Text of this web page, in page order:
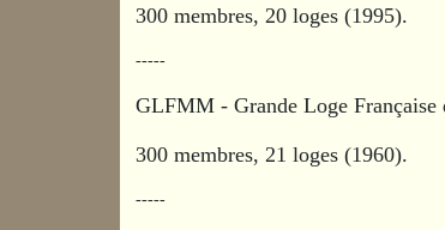
300 membres, 20 loges (1995).
-----
GLFMM - Grande Loge
300 membres, 21 loges (1960).
-----